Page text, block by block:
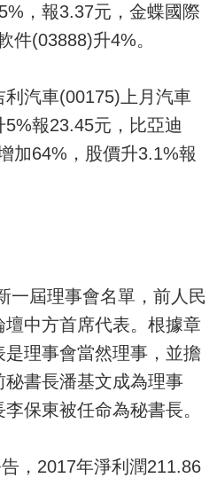
，報3.37元，金蝶國際
件(03888)升4%。
汽車(00175)上月汽車
報23.45元，比亞迪
加64%，股價升3.1%報
一屆理事會名單，前人民
中方首席代表。根據章
理事會當然理事，並擔
書長潘基文成為理事
保東被任命為秘書長。
，2017年淨利潤211.86